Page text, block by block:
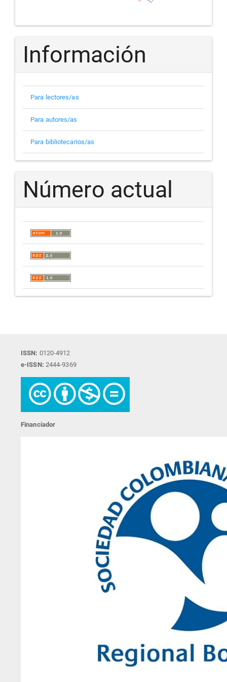
Información
Para lectores/as
Para autores/as
Para bibliotecarios/as
Número actual
ISSN: 0120-4912
e-ISSN: 2444-9369
Financiador